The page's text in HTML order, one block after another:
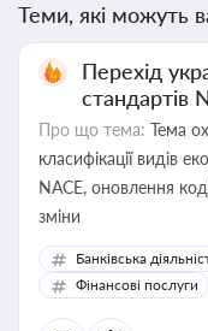
Теми, які можуть
Перехід
стандартів
Про що тема: Тема
класифікації видів
NACE, оновлення
зміни
Банківська
Фінансові послуги